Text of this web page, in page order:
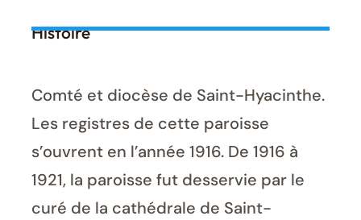
Histoire
Comté et diocèse de Saint-Hyacinthe.
Les registres de cette paroisse
s’ouvrent en l’année 1916. De 1916 à
1921, la paroisse fut desservie par le
curé de la cathédrale de Saint-